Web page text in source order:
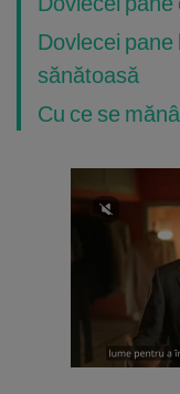
Dovlecei
sănătoasă
Cu ce se